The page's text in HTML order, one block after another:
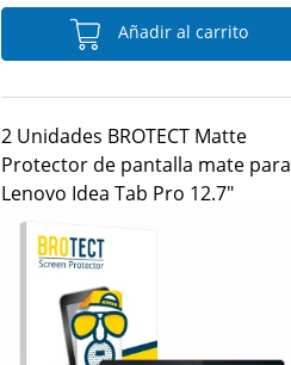
Añadir al carrito
2 Unidades BROTECT Matte
Protector de pantalla mate para
Lenovo Idea Tab Pro 12.7"